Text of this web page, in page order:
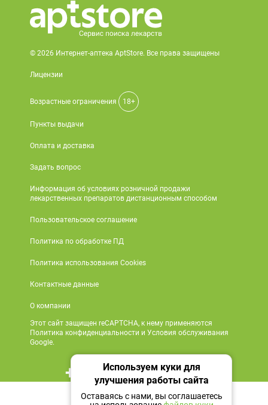
216 ₽
© 2026 Интернет-аптека AptStore. Все права защищены
Лицензии
Возрастные ограничения 18+
Пункты выдачи
Оплата и доставка
Задать вопрос
Информация об условиях розничной продажи
лекарственных препаратов дистанционным способом
Пользовательское соглашение
Политика по обработке ПД
Политика использования Cookies
Контактные данные
О компании
Этот сайт защищен reCAPTCHA, к нему применяются
Политика конфиденциальности и Условия обслуживания
Google.
+7 495 419 18 18
Мы в социальных сетях
Используем куки для
улучшения работы сайта
Оставаясь с нами, вы соглашаетесь